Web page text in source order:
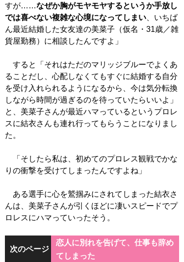
すが……なぜか胸がモヤモヤするというか手放し
では喜べない複雑な心境になってしまい 、いちば
ん最近結婚した女友達の美菜子（仮名・31歳／雑
貨屋勤務）に相談したんですよ」
すると「それはただのマリッジブルーでよくあ
ることだし、心配しなくてもすぐに結婚する自分
を受け入れられるようになるから、今は気分転換
しながら時間が過ぎるのを待っていたらいいよ」
と、美菜子さんが最近ハマっているというプロレ
スに結衣さんも連れ行ってもらうことになりまし
た。
「そしたら私は、初めてのプロレス観戦でかな
りの衝撃を受けてしまったんですよね」
ある選手に心を鷲掴みにされてしまった結衣さ
んは、美菜子さんが引くほどに凄いスピードでプ
ロレスにハマっていったそう。
次のページ
恋人に別れを告げて、仕事も辞め
てしまった